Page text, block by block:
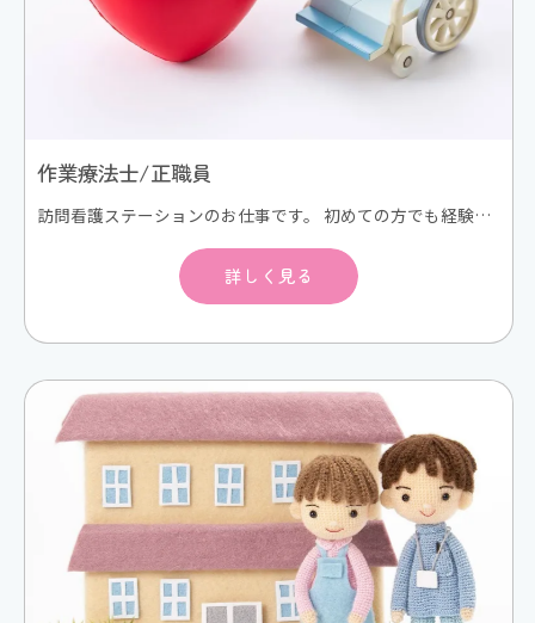
作業療法士/正職員
訪問看護ステーションのお仕事です。 初めての方でも経験豊富なスタッフが同行訪問し、丁寧に指導します。 初期研修や学会などの外部研修にも積極的に参加します。 スキルアップにより昇給もあり。 次事業所開設の管理者候補も目指せます。 電動自転車などで訪問看護利用者様のご自宅にうかがい、在宅看護/リハビリテーションサービスを提供します。ご利用者様は退院後のケアが必要な方、ターミナルケアの方々が中心となります。また、難病、精神科訪問看護、も実施しています。 訪問看護が初めての方でも同行訪問してスキルアップをサポートしますので、安心して働いていただけます。
詳しく見る
お問い合わせはこちら